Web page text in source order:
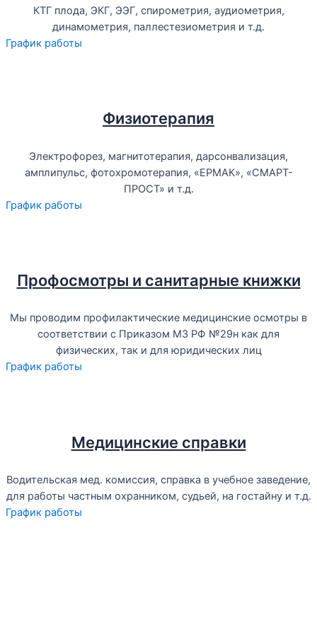
КТГ плода, ЭКГ, ЭЭГ, спирометрия, аудиометрия,
динамометрия, паллестезиометрия и т.д.
График работы
Физиотерапия
Электрофорез, магнитотерапия, дарсонвализация,
амплипульс, фотохромотерапия, «ЕРМАК», «СМАРТ-
ПРОСТ» и т.д.
График работы
Профосмотры и санитарные книжки
Мы проводим профилактические медицинские осмотры в
соответствии с Приказом МЗ РФ №29н как для
физических, так и для юридических лиц
График работы
Медицинские справки
Водительская мед. комиссия, справка в учебное заведение,
для работы частным охранником, судьей, на гостайну и т.д.
График работы